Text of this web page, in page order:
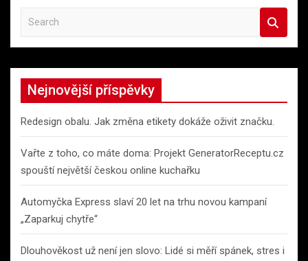
a
r
h
Nejnovější příspěvky
Redesign obalu. Jak změna etikety dokáže oživit značku.
Vařte z toho, co máte doma: Projekt GeneratorReceptu.cz
spouští největší českou online kuchařku
Automyčka Express slaví 20 let na trhu novou kampaní
„Zaparkuj chytře“
Dlouhověkost už není jen slovo: Lidé si měří spánek, stres i